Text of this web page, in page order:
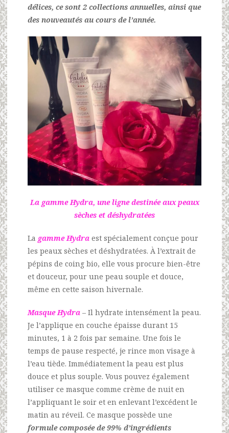
délices, ce sont 2 collections annuelles, ainsi que
des nouveautés au cours de l’année.
La gamme Hydra, une ligne destinée aux peaux
sèches et déshydratées
La gamme Hydra est spécialement conçue pour
les peaux sèches et déshydratées. À l’extrait de
pépins de coing bio, elle vous procure bien-être
et douceur, pour une peau souple et douce,
même en cette saison hivernale.
Masque Hydra – Il hydrate intensément la peau.
Je l’applique en couche épaisse durant 15
minutes, 1 à 2 fois par semaine. Une fois le
temps de pause respecté, je rince mon visage à
l’eau tiède. Immédiatement la peau est plus
douce et plus souple. Vous pouvez également
utiliser ce masque comme crème de nuit en
l’appliquant le soir et en enlevant l’excédent le
matin au réveil. Ce masque possède une
formule composée de 99% d’ingrédients